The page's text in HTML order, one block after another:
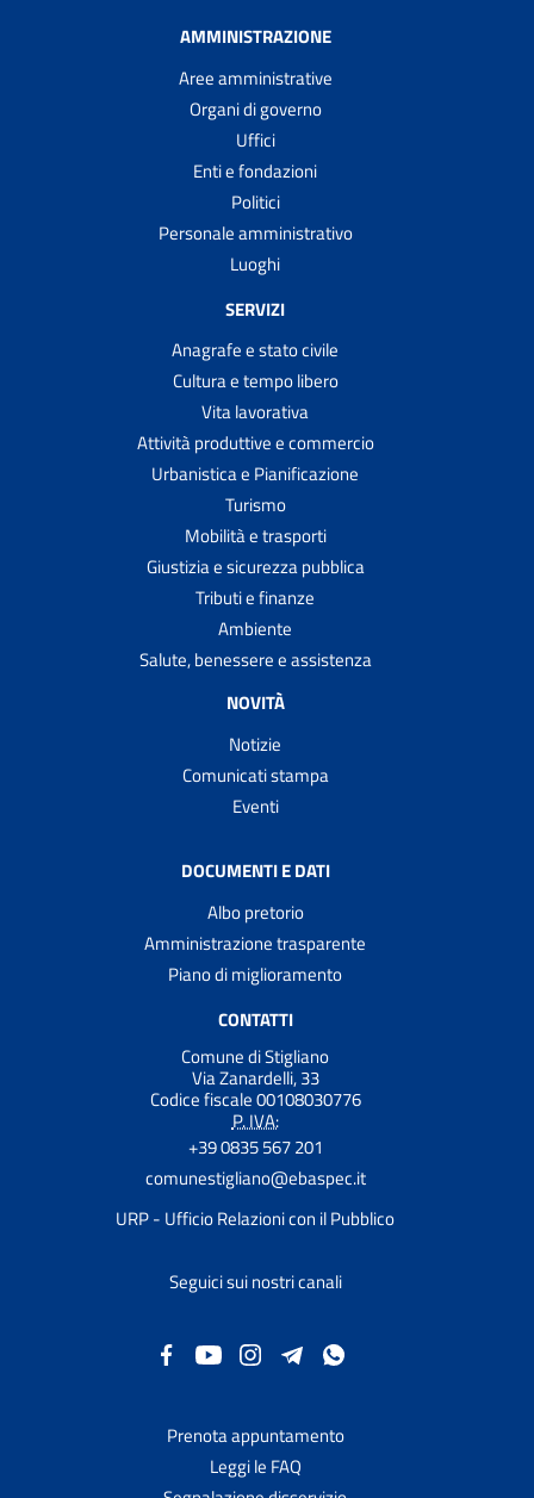
AMMINISTRAZIONE
Aree amministrative
Organi di governo
Uffici
Enti e fondazioni
Politici
Personale amministrativo
Luoghi
SERVIZI
Anagrafe e stato civile
Cultura e tempo libero
Vita lavorativa
Attività produttive e commercio
Urbanistica e Pianificazione
Turismo
Mobilità e trasporti
Giustizia e sicurezza pubblica
Tributi e finanze
Ambiente
Salute, benessere e assistenza
NOVITÀ
Notizie
Comunicati stampa
Eventi
DOCUMENTI E DATI
Albo pretorio
Amministrazione trasparente
Piano di miglioramento
CONTATTI
Comune di Stigliano
Via Zanardelli, 33
Codice fiscale 00108030776
P. IVA:
+39 0835 567 201
comunestigliano@ebaspec.it
URP - Ufficio Relazioni con il Pubblico
Seguici sui nostri canali
Prenota appuntamento
Leggi le FAQ